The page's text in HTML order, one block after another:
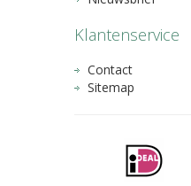
Klantenservice
Contact
Sitemap